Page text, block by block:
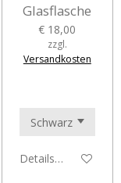
Glasflasche
€ 18,00
zzgl.
Versandkosten
Details anzeigen